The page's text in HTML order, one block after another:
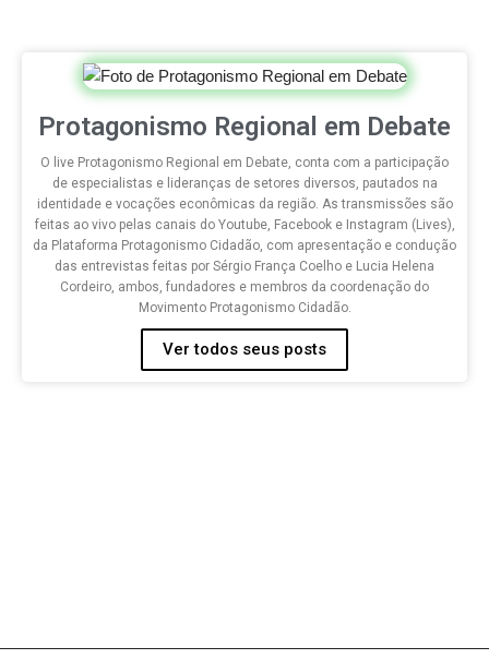
Protagonismo Regional em Debate
O live Protagonismo Regional em Debate, conta com a participação
de especialistas e lideranças de setores diversos, pautados na
identidade e vocações econômicas da região. As transmissões são
feitas ao vivo pelas canais do Youtube, Facebook e Instagram (Lives),
da Plataforma Protagonismo Cidadão, com apresentação e condução
das entrevistas feitas por Sérgio França Coelho e Lucia Helena
Cordeiro, ambos, fundadores e membros da coordenação do
Movimento Protagonismo Cidadão.
Ver todos seus posts